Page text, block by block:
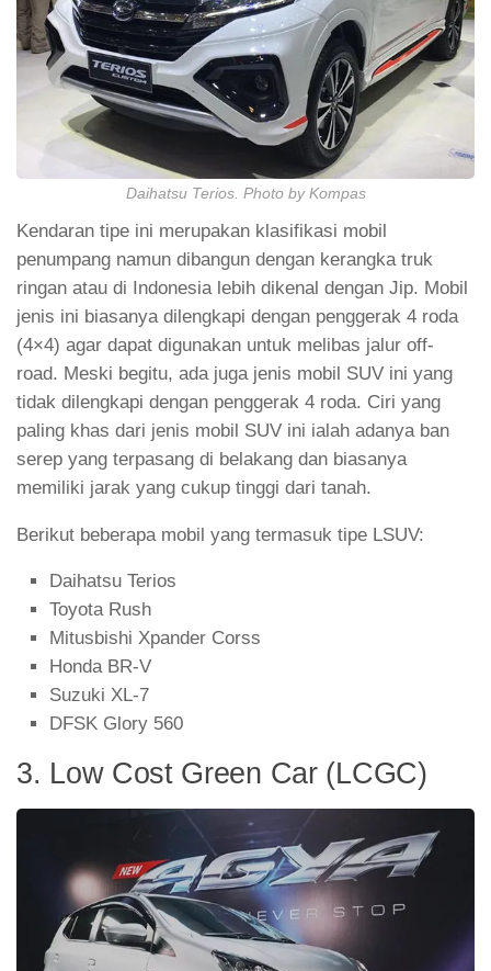
Daihatsu Terios. Photo by Kompas
Kendaran tipe ini merupakan klasifikasi mobil
penumpang namun dibangun dengan kerangka truk
ringan atau di Indonesia lebih dikenal dengan Jip. Mobil
jenis ini biasanya dilengkapi dengan penggerak 4 roda
(4×4) agar dapat digunakan untuk melibas jalur off-
road. Meski begitu, ada juga jenis mobil SUV ini yang
tidak dilengkapi dengan penggerak 4 roda. Ciri yang
paling khas dari jenis mobil SUV ini ialah adanya ban
serep yang terpasang di belakang dan biasanya
memiliki jarak yang cukup tinggi dari tanah.
Berikut beberapa mobil yang termasuk tipe LSUV:
Daihatsu Terios
Toyota Rush
Mitusbishi Xpander Corss
Honda BR-V
Suzuki XL-7
DFSK Glory 560
3. Low Cost Green Car (LCGC)